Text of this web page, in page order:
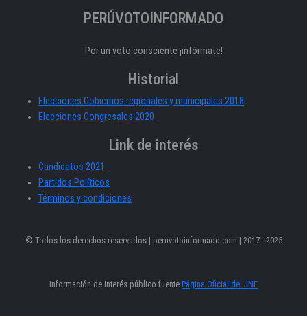
PERÚVOTOINFORMADO
Por un voto consciente ¡infórmate!
Historial
Elecciones Gobiernos regionales y municipales 2018
Elecciones Congresales 2020
Link de interés
Candidatos 2021
Partidos Políticos
Términos y condiciones
© Todos los derechos reservados | peruvotoinformado.com | 2017 - 2025
Información de interés público fuente Página Oficial del JNE